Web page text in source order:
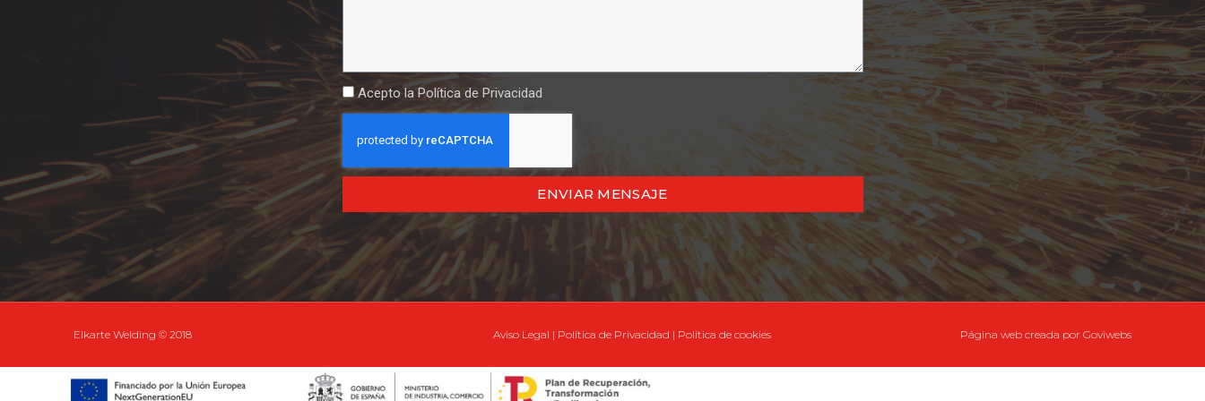
Acepto la Política de Privacidad
ENVIAR MENSAJE
Elkarte Welding © 2018 Aviso Legal | Política de Privacidad | Política de cookies Página web creada por Goviwebs